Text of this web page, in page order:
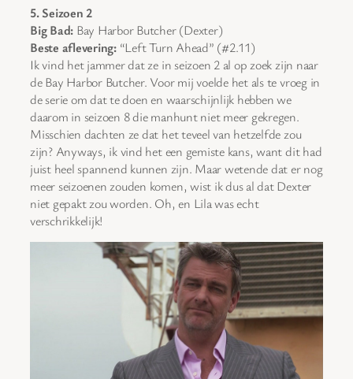
5. Seizoen 2
Big Bad: Bay Harbor Butcher (Dexter)
Beste aflevering:“Left Turn Ahead” (#2.11)
Ik vind het jammer dat ze in seizoen 2 al op zoek zijn naar
de Bay Harbor Butcher. Voor mij voelde het als te vroeg in
de serie om dat te doen en waarschijnlijk hebben we
daarom in seizoen 8 die manhunt niet meer gekregen.
Misschien dachten ze dat het teveel van hetzelfde zou
zijn? Anyways, ik vind het een gemiste kans, want dit had
juist heel spannend kunnen zijn. Maar wetende dat er nog
meer seizoenen zouden komen, wist ik dus al dat Dexter
niet gepakt zou worden. Oh, en Lila was echt
verschrikkelijk!